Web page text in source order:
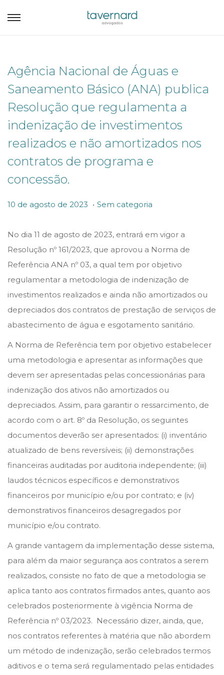
Agência Nacional de Águas e
Saneamento Básico (ANA) publica
Resolução que regulamenta a
indenização de investimentos
realizados e não amortizados nos
contratos de programa e
concessão.
P
s
t
e
d
o
n
10 de agosto de 2023
d
e
a
g
o
s
t
. P
s
t
e
d
i
n
Sem categoria
No dia 11 de agosto de 2023, entrará em vigor a
Resolução nº 161/2023, que aprovou a Norma de
Referência ANA nº 03, a qual tem por objetivo
regulamentar a metodologia de indenização de
investimentos realizados e ainda não amortizados ou
depreciados dos contratos de prestação de serviços de
abastecimento de água e esgotamento sanitário.
A Norma de Referência tem por objetivo estabelecer
uma metodologia e apresentar as informações que
devem ser apresentadas pelas concessionárias para
indenização dos ativos não amortizados ou
depreciados. Assim, para garantir o ressarcimento, de
acordo com o art. 8º da Resolução, os seguintes
documentos deverão ser apresentados: (i) inventário
atualizado de bens reversíveis; (ii) demonstrações
financeiras auditadas por auditoria independente; (iii)
laudos técnicos específicos e demonstrativos
financeiros por município e/ou por contrato; e (iv)
demonstrativos financeiros desagregados por
município e/ou contrato.
A grande vantagem da implementação desse sistema,
para além da maior segurança aos contratos a serem
realizados, consiste no fato de que a metodologia se
aplica tanto aos contratos firmados antes, quanto aos
celebrados posteriormente à vigência Norma de
Referência nº 03/2023. Necessário dizer, ainda, que,
nos contratos referentes à matéria que não abordem
um método de indenização, serão celebrados termos
aditivos e o tema será regulamentado pelas entidades